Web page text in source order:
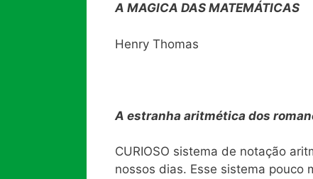
A MAGICA DAS MATEMÁTICAS
Henry Thomas
A estranha aritmética dos
CURIOSO sistema de notação
nossos dias. Esse sistema pouco